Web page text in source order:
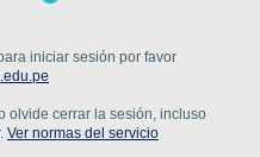
iniciar sesión por favor
olvide cerrar la sesión, incluso
Ver normas del servicio